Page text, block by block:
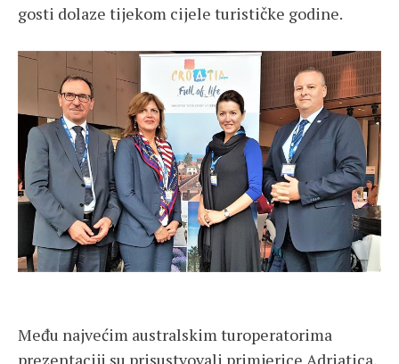
gosti dolaze tijekom cijele turističke godine.
Među najvećim australskim turoperatorima
prezentaciji su prisustvovali primjerice Adriatica,